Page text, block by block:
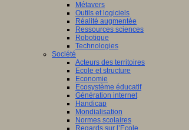
Métavers
Outils et logiciels
Réalité augmentée
Ressources sciences
Robotique
Technologies
Société
Acteurs des territoires
Ecole et structure
Economie
Ecosystème éducatif
Génération internet
Handicap
Mondialisation
Normes scolaires
Regards sur l’Ecole